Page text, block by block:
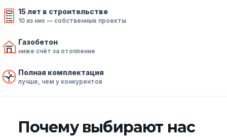
15 лет в строительстве
10 из них — собственные проекты
Газобетон
ниже счёт за отопление
Полная комплектация
лучше, чем у конкурентов
Почему выбирают нас